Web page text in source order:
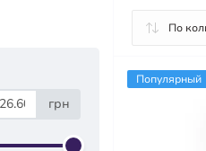
грн
Популярный